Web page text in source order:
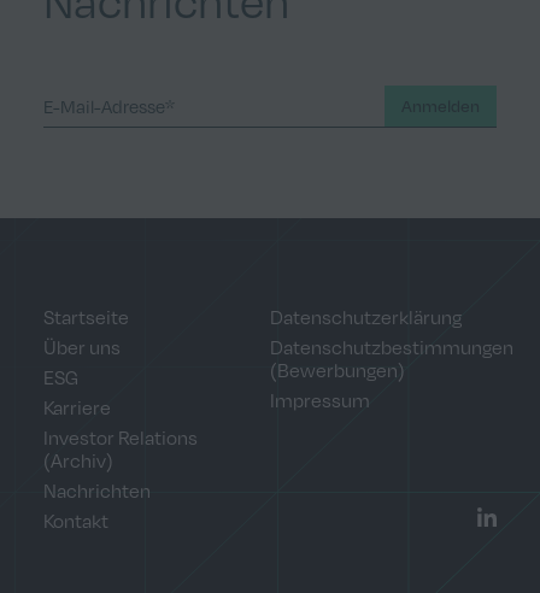
Startseite
Über uns
ESG
Karriere
Investor Relations
(Archiv)
Nachrichten
Kontakt
Datenschutzerklärung
Datenschutzbestimmungen
(Bewerbungen)
Impressum